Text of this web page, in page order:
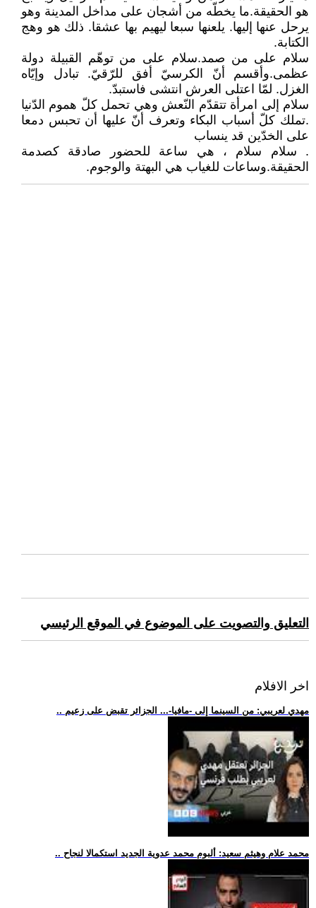
هو الحقيقة.ما يخطّه من أشجان على مداخل المدينة وهو
يرحل عنها إليها. يلعنها سبعا ليهيم بها عشقا. ذلك هو وهج
الكتابة.
سلام على من صمد.سلام على من توهّم القبيلة دولة
عظمى.وأقسم أنّ الكرسيّ أفق للرّقيّ. تبادل وإيّاه
الغزل. لمّا اعتلى العرش انتشى فاستبدّ.
سلام إلى امرأة تتقدّم النّعش وهي تحمل كلّ هموم الدّنيا
.تملك كلّ أسباب البكاء وتعرف أنّ عليها أن تحبس دمعا
على الخدّين قد ينساب
. سلام سلام ، هي ساعة للحضور صادقة كصدمة
الحقيقة.وساعات للغياب هي البهتة والوجوم.
التعليق والتصويت على الموضوع في الموقع الرئيسي
اخر الافلام
.. مهدي لعريبي: من السينما إلى -مافيا-... الجزائر تقبض على زعيم
.. محمد علام وهيثم سعيد: ألبوم محمد عدوية الجديد استكمالا لنجاح